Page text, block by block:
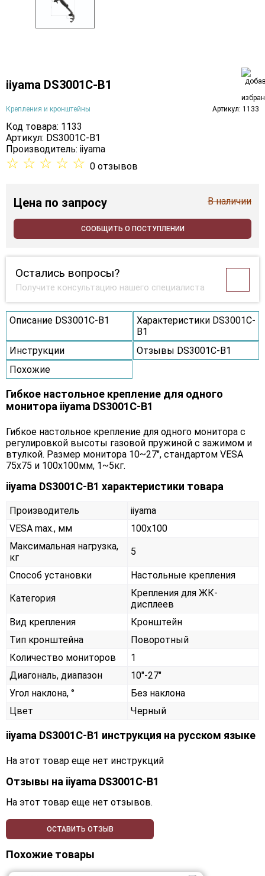
iiyama DS3001C-B1
Крепления и кронштейны Артикул: 1133
Код товара: 1133
Артикул: DS3001C-B1
Производитель: iiyama
☆ ☆ ☆ ☆ ☆ 0 отзывов
Цена по запросу В наличии
СООБЩИТЬ О ПОСТУПЛЕНИИ
Остались вопросы?
Получите консультацию нашего специалиста
Описание DS3001C-B1
Характеристики DS3001C-
B1
Инструкции
Отзывы DS3001C-B1
Похожие
Гибкое настольное крепление для одного
монитора iiyama DS3001C-B1
Гибкое настольное крепление для одного монитора с
регулировкой высоты газовой пружиной с зажимом и
втулкой. Размер монитора 10~27", стандартом VESA
75х75 и 100х100мм, 1~5кг.
iiyama DS3001C-B1 характеристики товара
Производитель
iiyama
VESA max., мм
100x100
Максимальная нагрузка,
кг
5
Способ установки Настольные крепления
Категория
Крепления для ЖК-
дисплеев
Вид крепления
Кронштейн
Тип кронштейна
Поворотный
Количество мониторов
1
Диагональ, диапазон
10"-27"
Угол наклона, °
Без наклона
Цвет
Черный
iiyama DS3001C-B1 инструкция на русском языке
На этот товар еще нет инструкций
Отзывы на iiyama DS3001C-B1
На этот товар еще нет отзывов.
ОСТАВИТЬ ОТЗЫВ
Похожие товары